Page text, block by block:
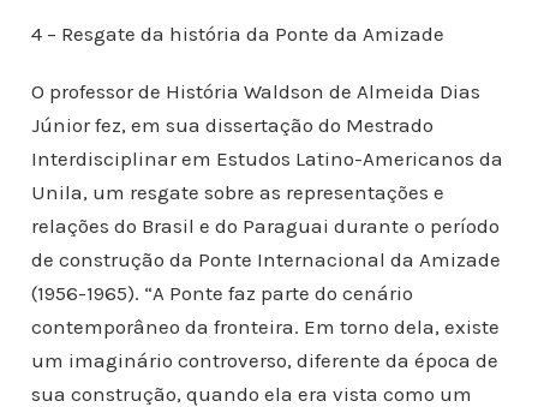
4 – Resgate da história da Ponte da Amizade
O professor de História Waldson de Almeida Dias
Júnior fez, em sua dissertação do Mestrado
Interdisciplinar em Estudos Latino-Americanos da
Unila, um resgate sobre as representações e
relações do Brasil e do Paraguai durante o período
de construção da Ponte Internacional da Amizade
(1956-1965). “A Ponte faz parte do cenário
contemporâneo da fronteira. Em torno dela, existe
um imaginário controverso, diferente da época de
sua construção, quando ela era vista como um